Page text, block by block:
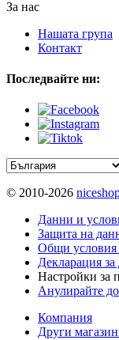
За нас
Нашата група
Контакт
Последвайте ни:
© 2010-2026
Данни и
Защита на
Общи условия
Декларация за
Настройки за
Анулирайте
Компания
Други